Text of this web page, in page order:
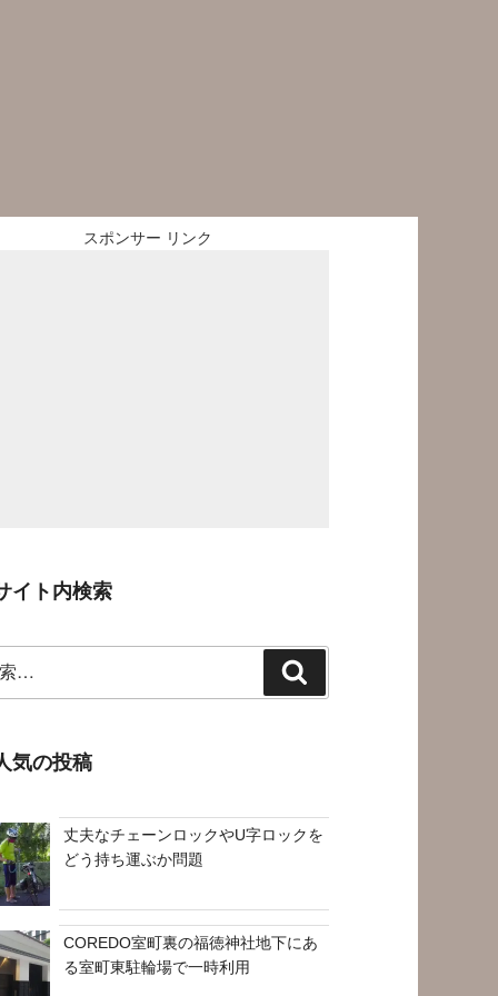
スポンサー リンク
イト内検索
索
気の投稿
丈夫なチェーンロックやU字ロックを
どう持ち運ぶか問題
COREDO室町裏の福徳神社地下にあ
る室町東駐輪場で一時利用